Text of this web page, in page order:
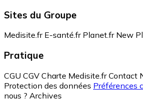
Sites du Groupe
Medisite.fr E-santé.fr Planet.fr New
Pratique
CGU CGV Charte Medisite.fr Contact
Protection des données Préférences
nous ? Archives